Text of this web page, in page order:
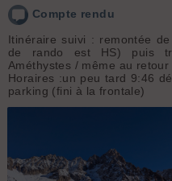
Compte rendu
Itinéraire suivi : remontée
de rando est HS) puis
Améthystes / même au retour
Horaires :un peu tard 9:46
parking (fini à la frontale)